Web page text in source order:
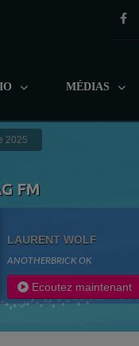
MÉDIAS
2025
FM
LAURENT WOLF
ANOTHERBRICK OK
Ecoutez maintenant